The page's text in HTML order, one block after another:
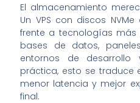
El almacenamiento
Un VPS con discos
frente a tecnologías más
bases de datos,
entornos de
práctica, esto se traduce
menor latencia y mejor
final.